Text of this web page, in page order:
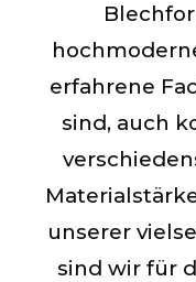
erfahrene
sind, auch
unserer
sind wir für